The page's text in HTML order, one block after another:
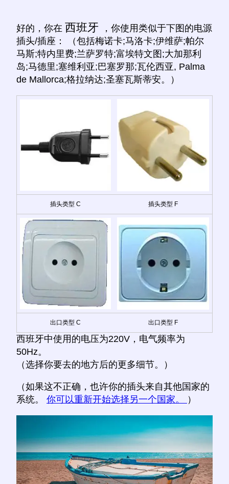
好的，你在 西班牙
，你使用类似于下图的电源
插头/插座： （包括梅诺卡;马洛卡;伊维萨;帕尔
马斯;特内里费;兰萨罗特;富埃特文图;大加那利
岛;马德里;塞维利亚;巴塞罗那;瓦伦西亚, Palma
de Mallorca;格拉纳达;圣塞瓦斯蒂安。）
插头类型 C 插头类型 F
出口类型 C 出口类型 F
西班牙中使用的电压为220V，电气频率为
50Hz。
（选择你要去的地方后的更多细节。）
（如果这不正确，也许你的插头来自其他国家的
系统。 你可以重新开始选择另一个国家。 ）